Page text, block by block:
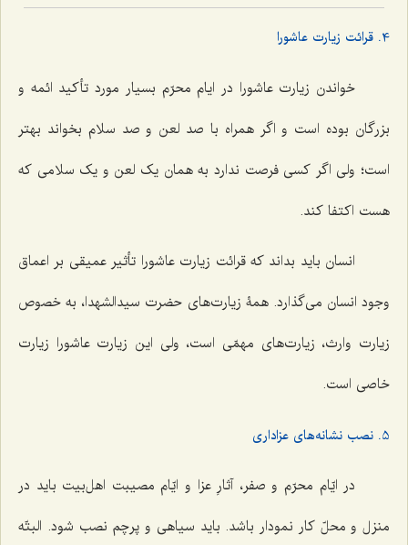
4. قرائت زیارت عاشورا
خواندن زیارت عاشورا در ایام محرّم بسیار مورد تأکید ائمه و
بزرگان بوده است و اگر همراه با صد لعن و صد سلام بخواند بهتر
است؛ ولی اگر کسی فرصت ندارد به همان یک لعن و یک سلامی که
هست اکتفا کند.
انسان باید بداند که قرائت زیارت عاشورا تأثیر عمیقی بر اعماق
وجود انسان می‌گذارد. همۀ زیارت‌های حضرت سیدالشهدا، به خصوص
زیارت وارث، زیارت‌های مهمّی است، ولی این زیارت عاشورا زیارت
خاصی است.
5. نصب نشانه‌های عزاداری
در ایّام محرّم و صفر، آثارِ عزا و ایّام مصیبت اهل‌بیت باید در
منزل و محلّ کار نمودار باشد. باید سیاهی و پرچم نصب شود. البتّه